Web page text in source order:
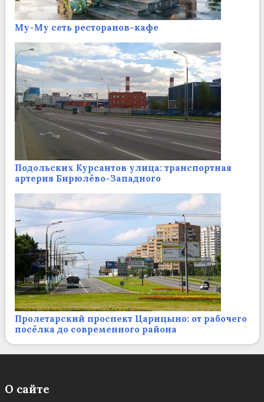
Му-Му сеть ресторанов-кафе
Подольских Курсантов улица: транспортная
артерия Бирюлёво-Западного
Пролетарский проспект Царицыно: от рабочего
посёлка до современного района
О сайте